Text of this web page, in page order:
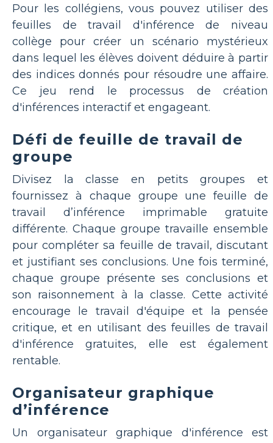
Pour les collégiens, vous pouvez utiliser des
feuilles de travail d'inférence de niveau
collège pour créer un scénario mystérieux
dans lequel les élèves doivent déduire à partir
des indices donnés pour résoudre une affaire.
Ce jeu rend le processus de création
d'inférences interactif et engageant.
Défi de feuille de travail de
groupe
Divisez la classe en petits groupes et
fournissez à chaque groupe une feuille de
travail d’inférence imprimable gratuite
différente. Chaque groupe travaille ensemble
pour compléter sa feuille de travail, discutant
et justifiant ses conclusions. Une fois terminé,
chaque groupe présente ses conclusions et
son raisonnement à la classe. Cette activité
encourage le travail d'équipe et la pensée
critique, et en utilisant des feuilles de travail
d'inférence gratuites, elle est également
rentable.
Organisateur graphique
d’inférence
Un organisateur graphique d'inférence est